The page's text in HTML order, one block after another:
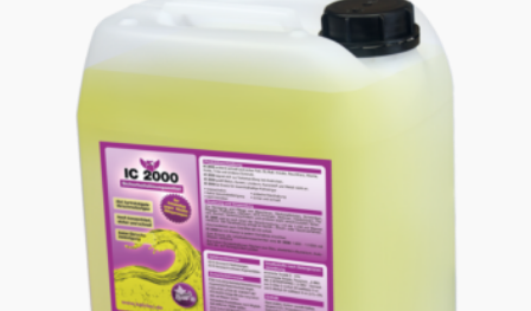
156,27 € 146,40 €.